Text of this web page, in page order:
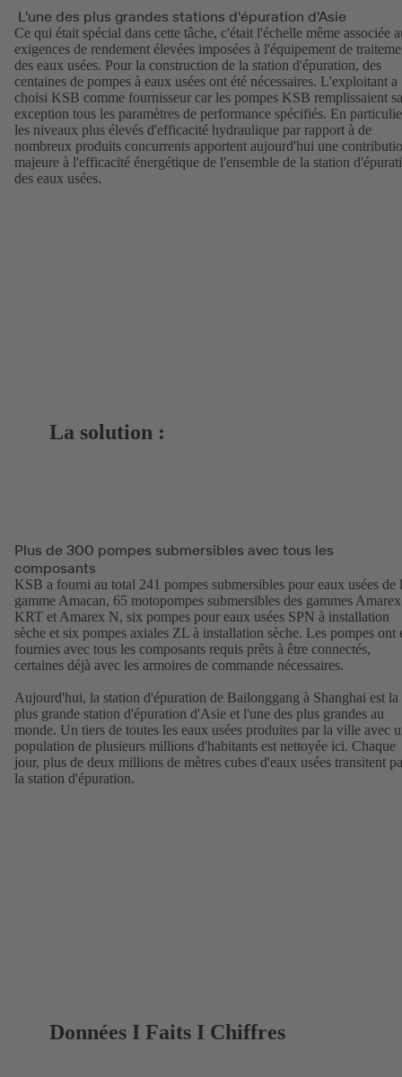
L'une des plus grandes stations d'épuration d'Asie
Ce qui était spécial dans cette tâche, c'était l'échelle même associée
exigences de rendement élevées imposées à l'équipement de
des eaux usées. Pour la construction de la station d'épuration, des
centaines de pompes à eaux usées ont été nécessaires. L'exploitant a
choisi KSB comme fournisseur car les pompes KSB remplissaient
exception tous les paramètres de performance spécifiés. En
les niveaux plus élevés d'efficacité hydraulique par rapport à de
nombreux produits concurrents apportent aujourd'hui une
majeure à l'efficacité énergétique de l'ensemble de la station
des eaux usées.
La solution :
Plus de 300 pompes submersibles avec tous les
composants
KSB a fourni au total 241 pompes submersibles pour eaux usées de
gamme Amacan, 65 motopompes submersibles des gammes Amarex
KRT et Amarex N, six pompes pour eaux usées SPN à installation
sèche et six pompes axiales ZL à installation sèche. Les pompes ont
fournies avec tous les composants requis prêts à être connectés,
certaines déjà avec les armoires de commande nécessaires.
Aujourd'hui, la station d'épuration de Bailonggang à Shanghai est la
plus grande station d'épuration d'Asie et l'une des plus grandes au
monde. Un tiers de toutes les eaux usées produites par la ville avec
population de plusieurs millions d'habitants est nettoyée ici. Chaque
jour, plus de deux millions de mètres cubes d'eaux usées transitent
la station d'épuration.
Données I Faits I Chiffres